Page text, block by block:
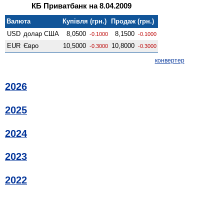
КБ Приватбанк на 8.04.2009
Валюта Купівля (грн.)
Продаж (грн.)
USD долар США 8,0500 -0.1000 8,1500 -0.1000
EUR Євро 10,5000 -0.3000 10,8000 -0.3000
конвертер
2026
2025
2024
2023
2022